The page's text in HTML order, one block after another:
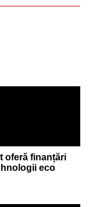
oferă finanțări
eco